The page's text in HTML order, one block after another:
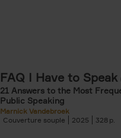
FAQ I Have to Speak
21 Answers to the Most
Public Speaking
Marnick Vandebroek
Couverture souple
2025 328